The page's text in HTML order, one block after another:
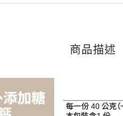
商品描述